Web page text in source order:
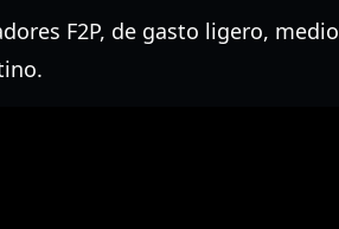
F2P, de gasto ligero,